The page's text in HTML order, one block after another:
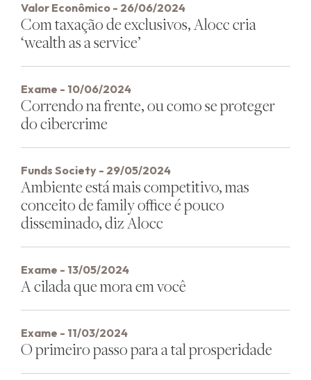
Valor Econômico - 26/06/2024
Com taxação de exclusivos, Alocc cria
‘wealth as a service’
Exame - 10/06/2024
Correndo na frente, ou como se proteger
do cibercrime
Funds Society - 29/05/2024
Ambiente está mais competitivo, mas
conceito de family office é pouco
disseminado, diz Alocc
Exame - 13/05/2024
A cilada que mora em você
Exame - 11/03/2024
O primeiro passo para a tal prosperidade